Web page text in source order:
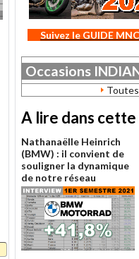
Suivez le GUIDE
Occasions
A lire dans
Nathanaëlle Heinrich
(BMW) : il convient de
souligner la dynamique
de notre réseau